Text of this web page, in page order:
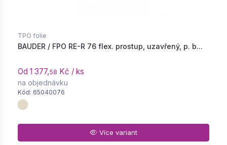
TPO folie
BAUDER / FPO RE-R 76 flex. prostup, uzavřený, p. b...
Od 1 377,58 Kč / ks
na objednávku
Kód: 65040076
Více variant